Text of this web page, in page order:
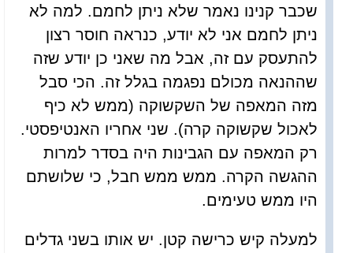
שכבר קנינו נאמר שלא ניתן לחמם. למה לא
ניתן לחמם אני לא יודע, כנראה חוסר רצון
להתעסק עם זה, אבל מה שאני כן יודע שזה
שההנאה מכולם נפגמה בגלל זה. הכי סבל
מזה המאפה של השקשוקה (ממש לא כיף
לאכול שקשוקה קרה). שני אחריו האנטיפסטי.
רק המאפה עם הגבינות היה בסדר למרות
ההגשה הקרה. ממש ממש חבל, כי שלושתם
היו ממש טעימים.
למעלה קיש כרישה קטן. יש אותו בשני גדלים